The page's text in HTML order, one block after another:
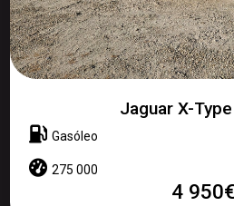
Jaguar X-
Gasóleo
275 000
4 950€